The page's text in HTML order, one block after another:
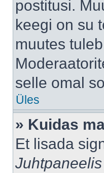
postitusi.
keegi on su
muutes
selle omal
Üles
» Kuidas
Et lisada
Juhtpaneelis